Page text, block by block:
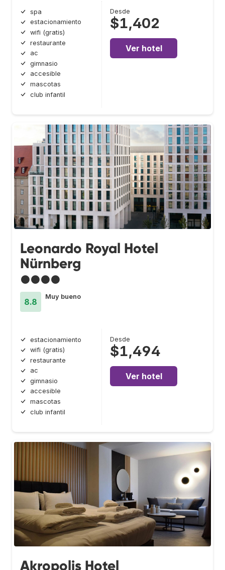
spa
estacionamiento
wifi (gratis)
restaurante
ac
gimnasio
accesible
mascotas
club infantil
Desde
$1,402
Ver hotel
Leonardo Royal Hotel
Nürnberg
●●●●
8.8
Muy bueno
estacionamiento
wifi (gratis)
restaurante
ac
gimnasio
accesible
mascotas
club infantil
Desde
$1,494
Ver hotel
Akropolis Hotel